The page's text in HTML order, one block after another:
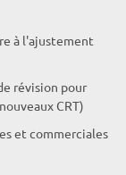
à l'ajustement
révision pour
CRT)
et commerciales